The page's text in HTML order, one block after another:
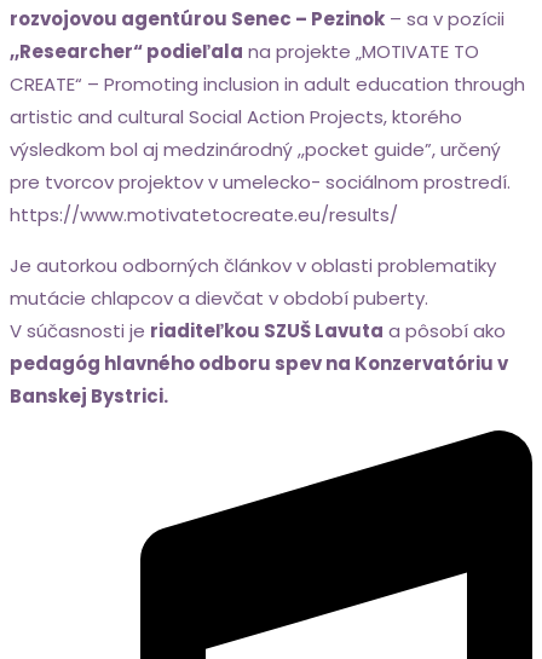
rozvojovou agentúrou Senec – Pezinok – sa v pozícii
,,Researcher“ podieľala na projekte „MOTIVATE TO
CREATE“ – Promoting inclusion in adult education through
artistic and cultural Social Action Projects, ktorého
výsledkom bol aj medzinárodný ,,pocket guide”, určený
pre tvorcov projektov v umelecko- sociálnom prostredí.
https://www.motivatetocreate.eu/results/
Je autorkou odborných článkov v oblasti problematiky
mutácie chlapcov a dievčat v období puberty.
V súčasnosti je riaditeľkou SZUŠ Lavuta a pôsobí ako
pedagóg hlavnéhoodboru spev na Konzervatóriu v
Banskej Bystrici.